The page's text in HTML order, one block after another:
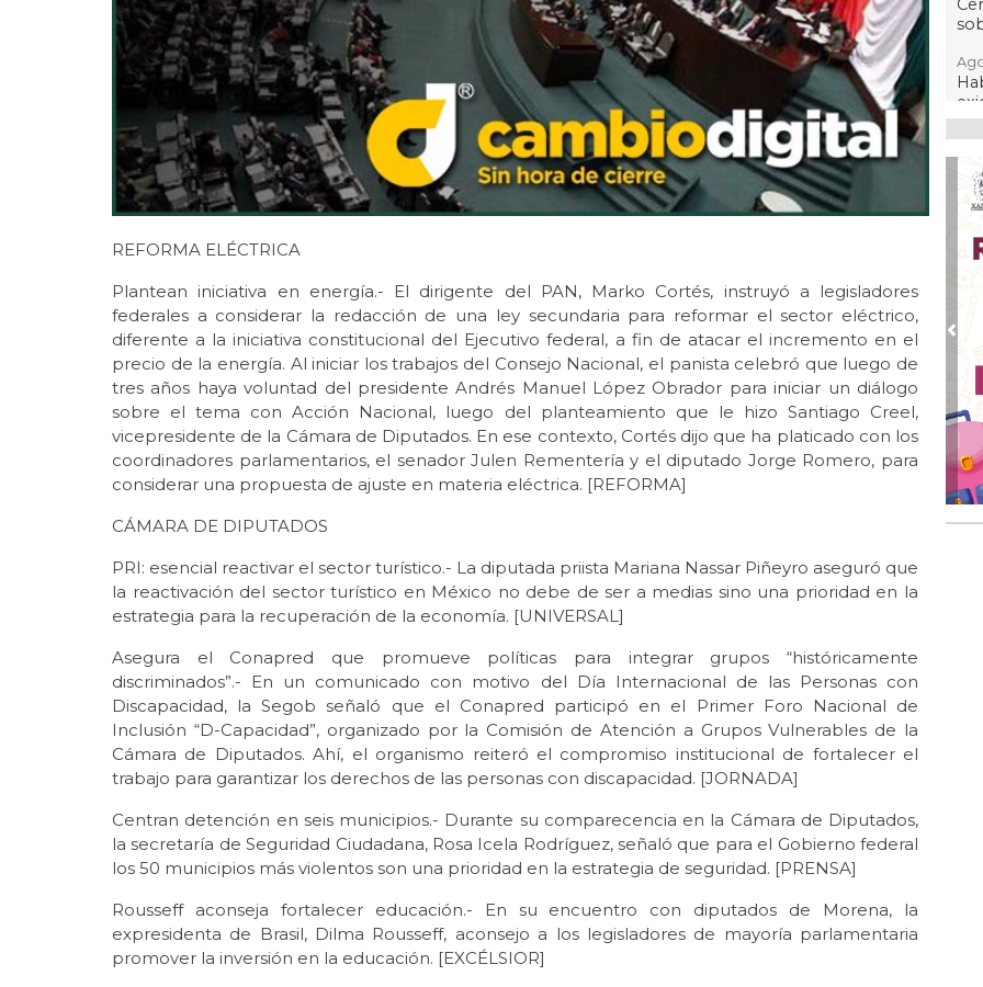
REFORMA ELÉCTRICA
Plantean iniciativa en energía.- El dirigente del PAN, Marko Cortés, instruyó a legisladores
federales a considerar la redacción de una ley secundaria para reformar el sector eléctrico,
diferente a la iniciativa constitucional del Ejecutivo federal, a fin de atacar el incremento en el
precio de la energía. Al iniciar los trabajos del Consejo Nacional, el panista celebró que luego de
tres años haya voluntad del presidente Andrés Manuel López Obrador para iniciar un diálogo
sobre el tema con Acción Nacional, luego del planteamiento que le hizo Santiago Creel,
vicepresidente de la Cámara de Diputados. En ese contexto, Cortés dijo que ha platicado con los
coordinadores parlamentarios, el senador Julen Rementería y el diputado Jorge Romero, para
considerar una propuesta de ajuste en materia eléctrica. [REFORMA]
CÁMARA DE DIPUTADOS
PRI: esencial reactivar el sector turístico.- La diputada priista Mariana Nassar Piñeyro aseguró que
la reactivación del sector turístico en México no debe de ser a medias sino una prioridad en la
estrategia para la recuperación de la economía. [UNIVERSAL]
Asegura el Conapred que promueve políticas para integrar grupos “históricamente
discriminados”.- En un comunicado con motivo del Día Internacional de las Personas con
Discapacidad, la Segob señaló que el Conapred participó en el Primer Foro Nacional de
Inclusión “D-Capacidad”, organizado por la Comisión de Atención a Grupos Vulnerables de la
Cámara de Diputados. Ahí, el organismo reiteró el compromiso institucional de fortalecer el
trabajo para garantizar los derechos de las personas con discapacidad. [JORNADA]
Centran detención en seis municipios.- Durante su comparecencia en la Cámara de Diputados,
la secretaría de Seguridad Ciudadana, Rosa Icela Rodríguez, señaló que para el Gobierno federal
los 50 municipios más violentos son una prioridad en la estrategia de seguridad. [PRENSA]
Rousseff aconseja fortalecer educación.- En su encuentro con diputados de Morena, la
expresidenta de Brasil, Dilma Rousseff, aconsejo a los legisladores de mayoría parlamentaria
promover la inversión en la educación. [EXCÉLSIOR]